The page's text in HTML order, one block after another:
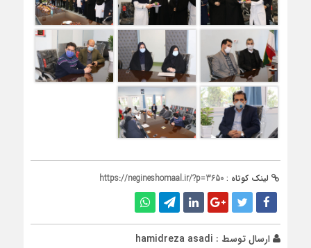
لینک کوتاه : https://negineshomaal.ir/?p=3650
ارسال توسط : hamidreza asadi